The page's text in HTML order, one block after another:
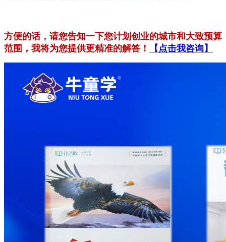
方便的话，请您告知一下您计划创业的城市和大致预算
范围，我将为您提供更精准的解答！
【点击我咨询】